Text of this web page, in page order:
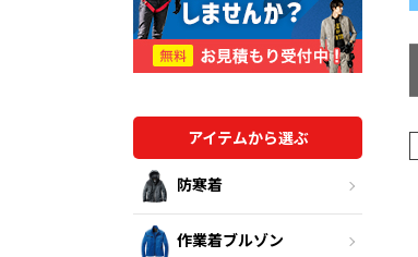
アイテムから選ぶ
防寒着
作業着ブルゾン